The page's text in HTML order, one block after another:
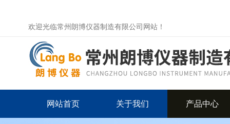
欢迎光临常州朗博仪器制造有限公司网站！
网站首页 关于我们 产品中心